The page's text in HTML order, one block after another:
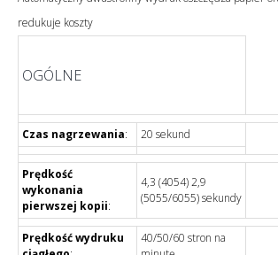
redukuje koszty
OGÓLNE
Czas nagrzewania: 20 sekund
Prędkość
wykonania
pierwszej kopii:
4,3 (4054) 2,9
(5055/6055) sekundy
Prędkość wydruku
40/50/60 stron na